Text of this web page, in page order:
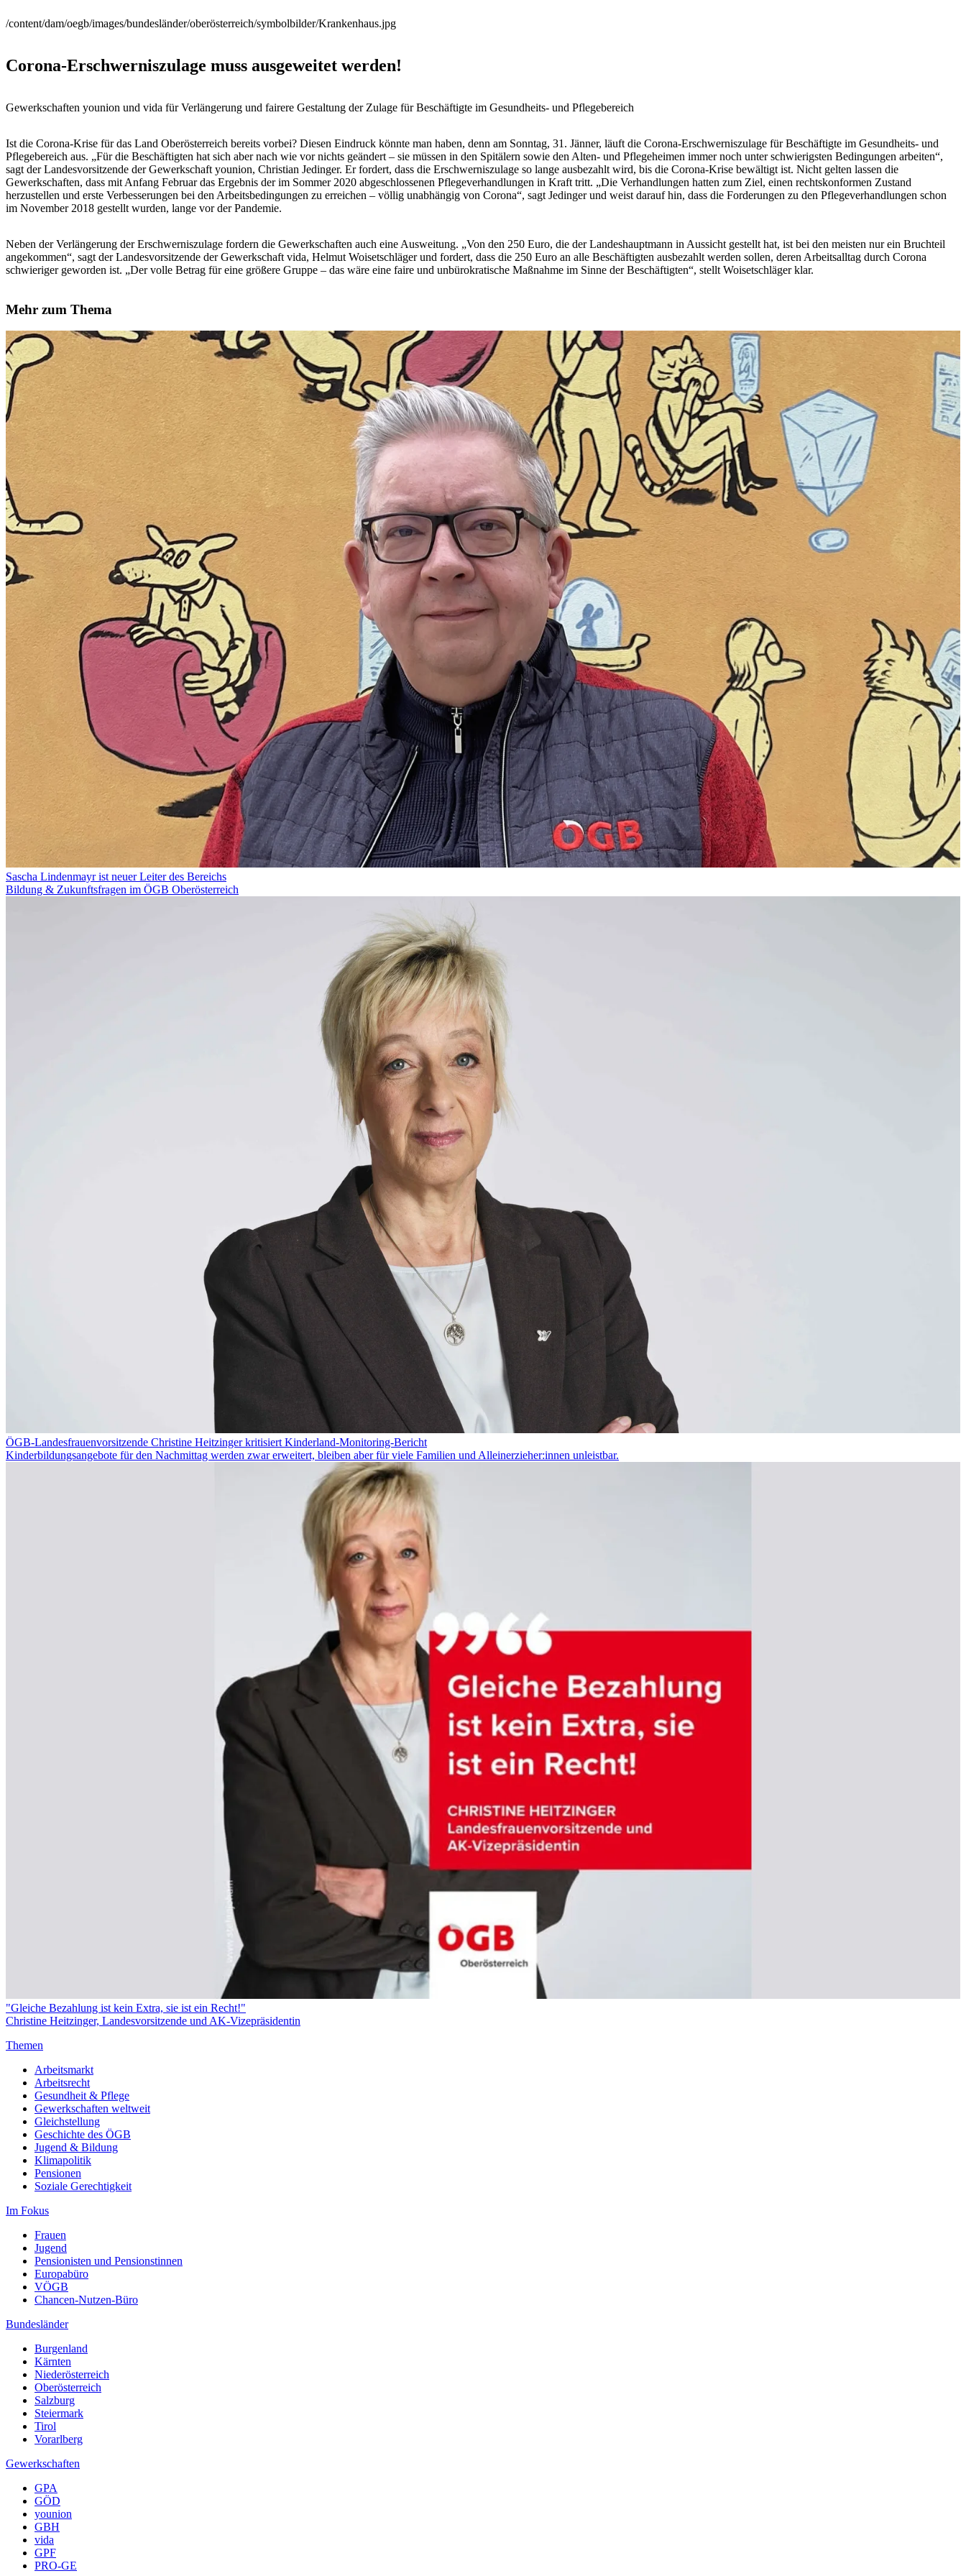
/content/dam/oegb/images/bundesländer/oberösterreich/symbolbilder/Krankenhaus.jpg
Corona-Erschwerniszulage muss ausgeweitet werden!
Gewerkschaften younion und vida für Verlängerung und fairere Gestaltung der Zulage für Beschäftigte im Gesundheits- und Pflegebereich
Ist die Corona-Krise für das Land Oberösterreich bereits vorbei? Diesen Eindruck könnte man haben, denn am Sonntag, 31. Jänner, läuft die Corona-Erschwerniszulage für Beschäftigte im Gesundheits- und
Pflegebereich aus. „Für die Beschäftigten hat sich aber nach wie vor nichts geändert – sie müssen in den Spitälern sowie den Alten- und Pflegeheimen immer noch unter schwierigsten Bedingungen arbeiten“,
sagt der Landesvorsitzende der Gewerkschaft younion, Christian Jedinger. Er fordert, dass die Erschwerniszulage so lange ausbezahlt wird, bis die Corona-Krise bewältigt ist. Nicht gelten lassen die
Gewerkschaften, dass mit Anfang Februar das Ergebnis der im Sommer 2020 abgeschlossenen Pflegeverhandlungen in Kraft tritt. „Die Verhandlungen hatten zum Ziel, einen rechtskonformen Zustand
herzustellen und erste Verbesserungen bei den Arbeitsbedingungen zu erreichen – völlig unabhängig von Corona“, sagt Jedinger und weist darauf hin, dass die Forderungen zu den Pflegeverhandlungen schon
im November 2018 gestellt wurden, lange vor der Pandemie.
Neben der Verlängerung der Erschwerniszulage fordern die Gewerkschaften auch eine Ausweitung. „Von den 250 Euro, die der Landeshauptmann in Aussicht gestellt hat, ist bei den meisten nur ein Bruchteil
angekommen“, sagt der Landesvorsitzende der Gewerkschaft vida, Helmut Woisetschläger und fordert, dass die 250 Euro an alle Beschäftigten ausbezahlt werden sollen, deren Arbeitsalltag durch Corona
schwieriger geworden ist. „Der volle Betrag für eine größere Gruppe – das wäre eine faire und unbürokratische Maßnahme im Sinne der Beschäftigten“, stellt Woisetschläger klar.
Mehr zum Thema
Sascha Lindenmayr ist neuer Leiter des Bereichs
Bildung & Zukunftsfragen im ÖGB Oberösterreich
ÖGB-Landesfrauenvorsitzende Christine Heitzinger kritisiert Kinderland-Monitoring-Bericht
Kinderbildungsangebote für den Nachmittag werden zwar erweitert, bleiben aber für viele Familien und Alleinerzieher:innen unleistbar.
"Gleiche Bezahlung ist kein Extra, sie ist ein Recht!"
Christine Heitzinger, Landesvorsitzende und AK-Vizepräsidentin
Themen
Arbeitsmarkt
Arbeitsrecht
Gesundheit & Pflege
Gewerkschaften weltweit
Gleichstellung
Geschichte des ÖGB
Jugend & Bildung
Klimapolitik
Pensionen
Soziale Gerechtigkeit
Im Fokus
Frauen
Jugend
Pensionisten und Pensionstinnen
Europabüro
VÖGB
Chancen-Nutzen-Büro
Bundesländer
Burgenland
Kärnten
Niederösterreich
Oberösterreich
Salzburg
Steiermark
Tirol
Vorarlberg
Gewerkschaften
GPA
GÖD
younion
GBH
vida
GPF
PRO-GE